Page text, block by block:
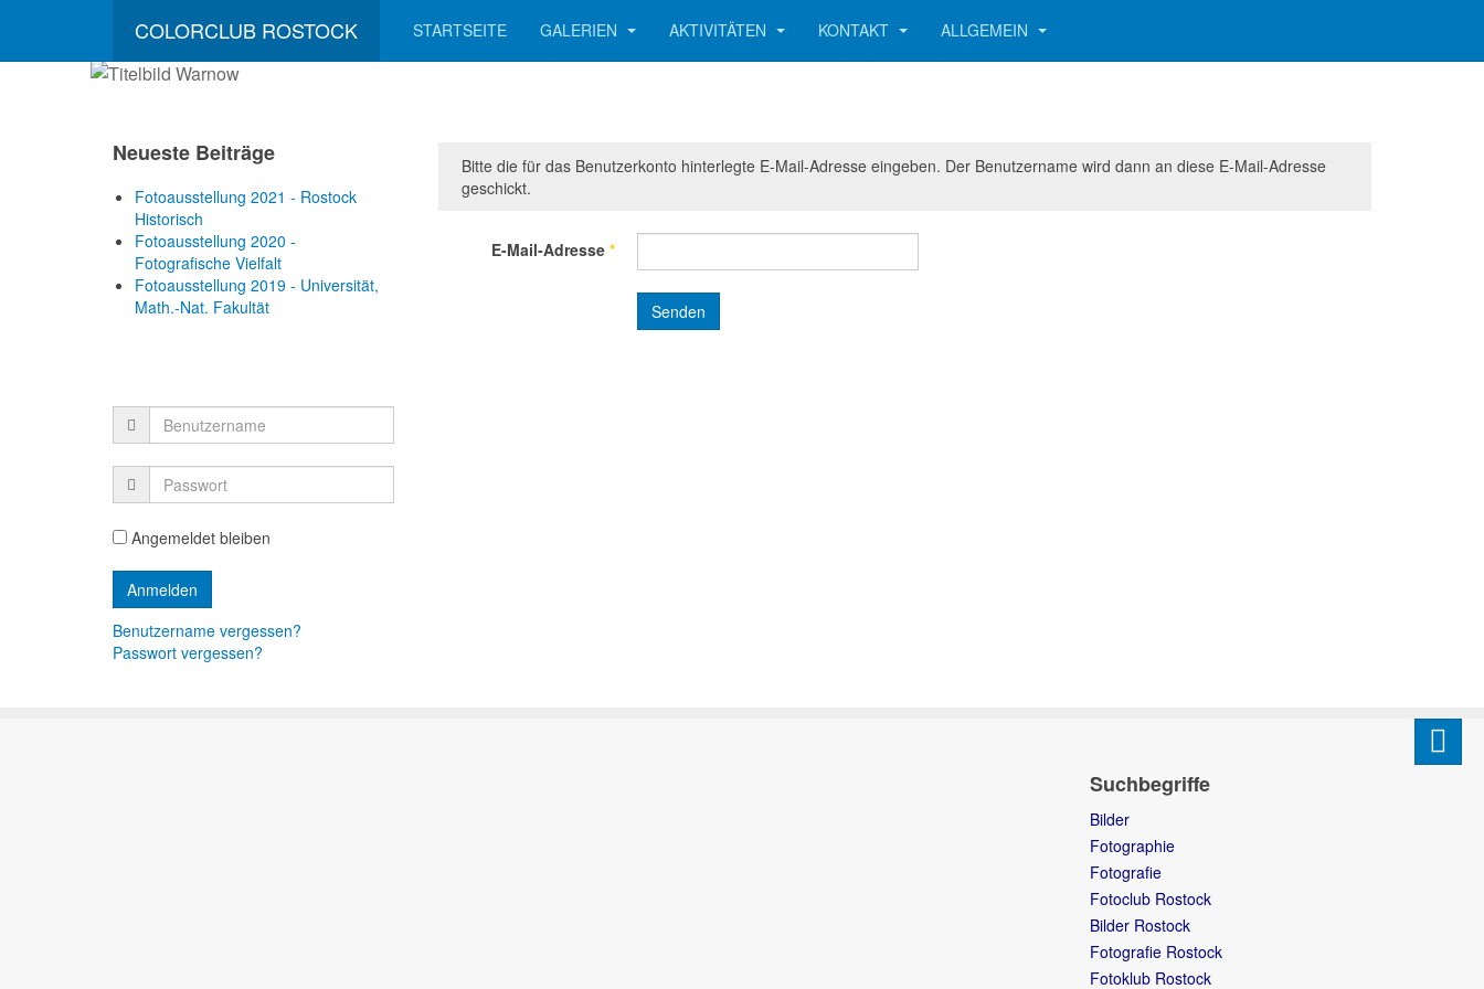
COLORCLUB ROSTOCK STARTSEITE GALERIEN AKTIVITÄTEN KONTAKT ALLGEMEIN
Bitte die für das Benutzerkonto hinterlegte E-Mail-Adresse eingeben. Der Benutzername wird dann an diese E-Mail-Adresse
geschickt.
E-Mail-Adresse *
Senden
Neueste Beiträge
Fotoausstellung 2021 - Rostock
Historisch
Fotoausstellung 2020 -
Fotografische Vielfalt
Fotoausstellung 2019 - Universität,
Math.-Nat. Fakultät
Angemeldet bleiben
Benutzername vergessen?
Passwort vergessen?
Suchbegriffe
Bilder
Fotographie
Fotografie
Fotoclub Rostock
Bilder Rostock
Fotografie Rostock
Fotoklub Rostock